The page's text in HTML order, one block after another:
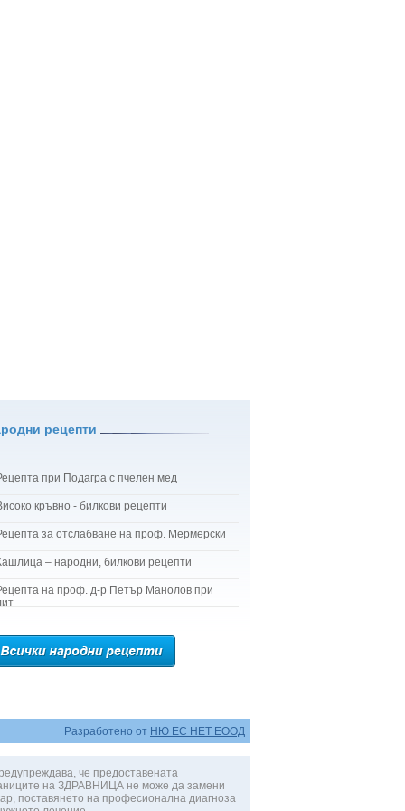
рецепти
при Подагра с пчелен мед
кръвно - билкови рецепти
за отслабване на проф. Мермерски
– народни, билкови рецепти
на проф. д-р Петър Манолов при
Разработено от НЮ ЕС НЕТ ЕООД
че предоставената
на ЗДРАВНИЦА не може да замени
поставянето на професионална диагноза